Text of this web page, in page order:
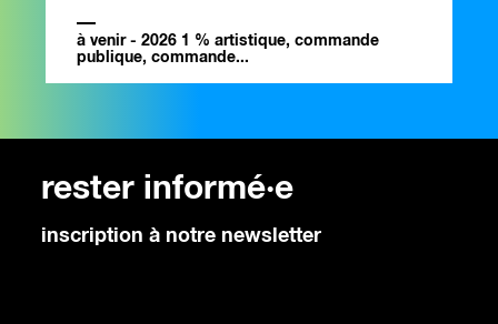
à venir - 2026 1 % artistique, commande
publique, commande...
rester informé·e
inscription à notre newsletter